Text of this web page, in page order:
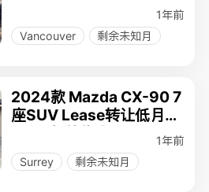
1年前
Vancouver
剩余未知月
2024款 Mazda CX-90 7
座SUV Lease转让低月供
1年前
Surrey
剩余未知月